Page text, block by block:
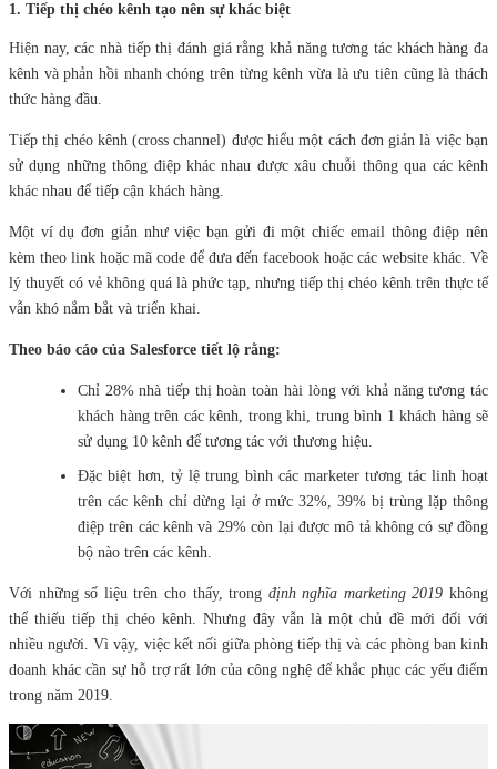
1. Tiếp thị chéo kênh tạo nên sự khác biệt
Hiện nay, các nhà tiếp thị đánh giá rằng khả năng tương tác khách hàng đa
kênh và phản hồi nhanh chóng trên từng kênh vừa là ưu tiên cũng là thách
thức hàng đầu.
Tiếp thị chéo kênh (cross channel) được hiểu một cách đơn giản là việc bạn
sử dụng những thông điệp khác nhau được xâu chuỗi thông qua các kênh
khác nhau để tiếp cận khách hàng.
Một ví dụ đơn giản như việc bạn gửi đi một chiếc email thông điệp nên
kèm theo link hoặc mã code để đưa đến facebook hoặc các website khác. Về
lý thuyết có vẻ không quá là phức tạp, nhưng tiếp thị chéo kênh trên thực tế
vẫn khó nắm bắt và triển khai.
Theo báo cáo của Salesforce tiết lộ rằng:
Chỉ 28% nhà tiếp thị hoàn toàn hài lòng với khả năng tương tác
khách hàng trên các kênh, trong khi, trung bình 1 khách hàng sẽ
sử dụng 10 kênh để tương tác với thương hiệu.
Đặc biệt hơn, tỷ lệ trung bình các marketer tương tác linh hoạt
trên các kênh chỉ dừng lại ở mức 32%, 39% bị trùng lặp thông
điệp trên các kênh và 29% còn lại được mô tả không có sự đồng
bộ nào trên các kênh.
Với những số liệu trên cho thấy, trong định nghĩa marketing 2019 không
thể thiếu tiếp thị chéo kênh. Nhưng đây vẫn là một chủ đề mới đối với
nhiều người. Vì vậy, việc kết nối giữa phòng tiếp thị và các phòng ban kinh
doanh khác cần sự hỗ trợ rất lớn của công nghệ để khắc phục các yếu điểm
trong năm 2019.